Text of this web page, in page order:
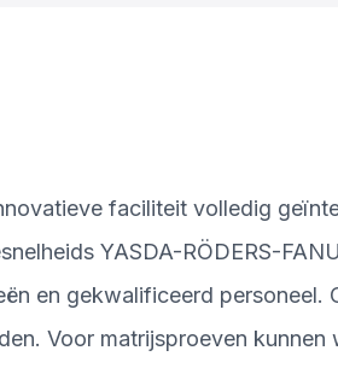
faciliteit volledig
YASDA-RÖDERS-
en gekwalificeerd
Voor matrijsproeven